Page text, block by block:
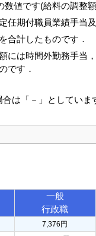
値です(給料の調整
期付職員業績手当
合計したものです．
には時間外勤務手当
です．
は「－」としていま
一般
行政職
7,376円